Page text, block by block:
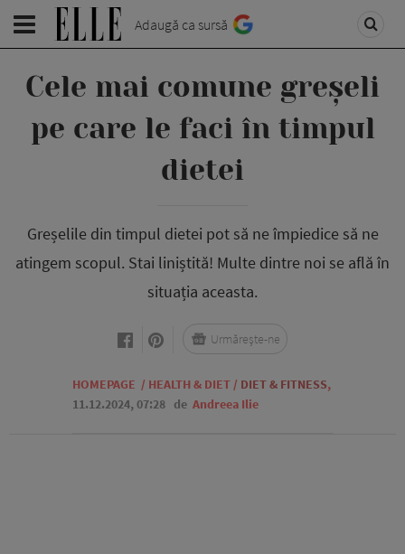
Adaugă ca sursă
Cele mai comune greșeli
pe care le faci în timpul
dietei
Greșelile din timpul dietei pot să ne împiedice să ne
atingem scopul. Stai liniștită! Multe dintre noi se află în
situația aceasta.
HOMEPAGE / HEALTH & DIET/ DIET & FITNESS,
11.12.2024, 07:28 de Andreea Ilie
Urmărește-ne